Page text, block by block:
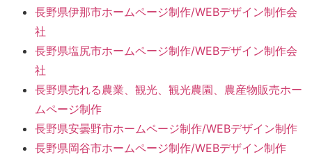
長野県伊那市ホームページ制作/WEBデザイン制作会
社
長野県塩尻市ホームページ制作/WEBデザイン制作会
社
長野県売れる農業、観光、観光農園、農産物販売ホー
ムページ制作
長野県安曇野市ホームページ制作/WEBデザイン制作
長野県岡谷市ホームページ制作/WEBデザイン制作